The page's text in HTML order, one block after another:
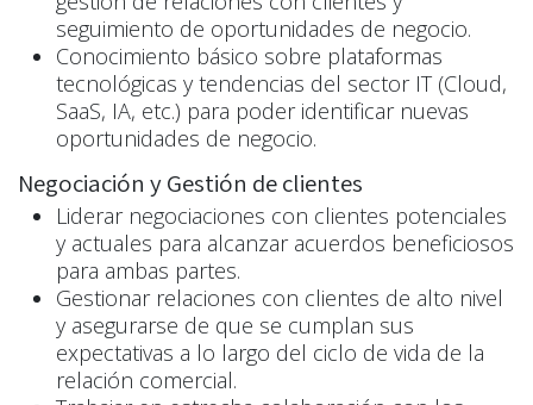
seguimiento de oportunidades de negocio.
Conocimiento básico sobre plataformas
tecnológicas y tendencias del sector IT (Cloud,
SaaS, IA, etc.) para poder identificar nuevas
oportunidades de negocio.
Negociación y Gestión de clientes
Liderar negociaciones con clientes potenciales
y actuales para alcanzar acuerdos beneficiosos
para ambas partes.
Gestionar relaciones con clientes de alto nivel
y asegurarse de que se cumplan sus
expectativas a lo largo del ciclo de vida de la
relación comercial.